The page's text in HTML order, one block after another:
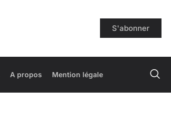
S'abonner
A propos Mention légale